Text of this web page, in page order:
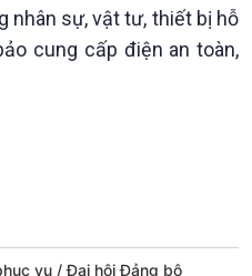
Multimedia
Ảnh
nhân sự, vật tư, thiết bị hỗ
cung cấp điện an toàn,
vụ
Đại hội Đảng bộ